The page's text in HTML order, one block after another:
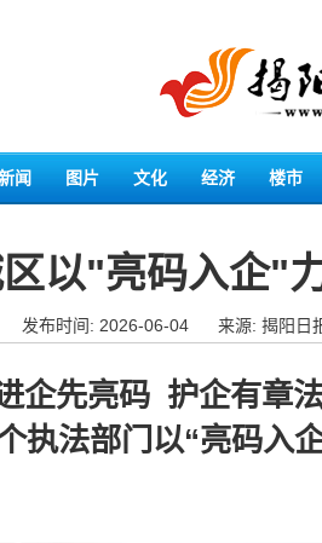
闻 图片 文化 经济 楼市
以"亮码入企"
发布时间: 2026-06-04 来源: 揭阳日
先亮码 护企有章
法部门以“亮码入